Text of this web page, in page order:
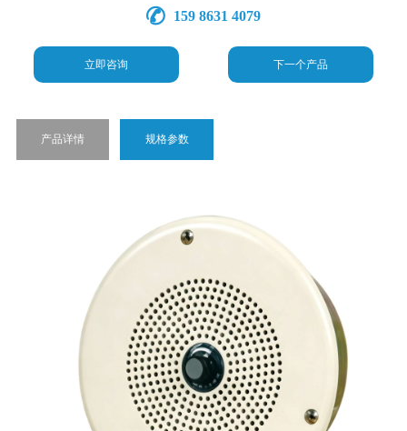
159 8631 4079
立即咨询 下一个产品
产品详情 规格参数